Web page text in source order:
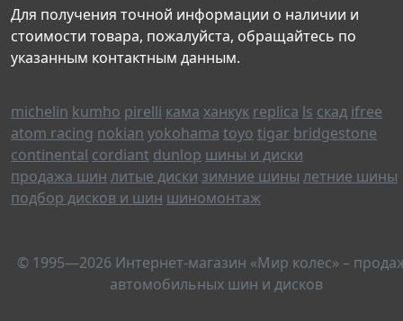
Для получения точной информации о наличии и
стоимости товара, пожалуйста, обращайтесь по
указанным контактным данным.
michelin kumho pirelli кама ханкук replica ls скад ifree
atom racing nokian yokohama toyo tigar bridgestone
continental cordiant dunlop шины и диски
продажа шин литые диски зимние шины летние шины
подбор дисков и шин шиномонтаж
© 1995—2026 Интернет-магазин «Мир колес» –
автомобильных шин и дисков